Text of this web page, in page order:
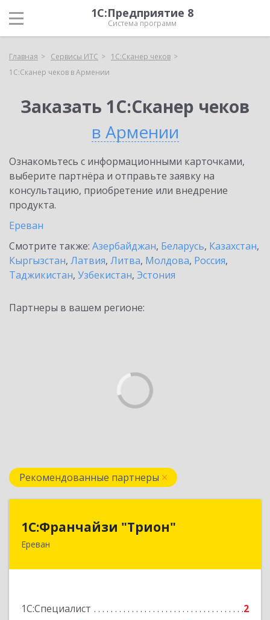
1С:Предприятие 8
Система программ
Главная Сервисы ИТС
1С:Сканер чеков
1С:Сканер чеков в Армении
Заказать 1С:Сканер чеков
в Армении
Ознакомьтесь с информационными карточками,
выберите партнёра и отправьте заявку на
консультацию, приобретение или внедрение
продукта.
Ереван
Смотрите также: Азербайджан, Беларусь, Казахстан,
Кыргызстан, Латвия, Литва, Молдова, Россия,
Таджикистан, Узбекистан, Эстония
Партнеры в вашем регионе:
Рекомендованные партнеры
1С:Франчайзи "Трион"
Ереван
1С:Специалист 2
1С:Франчайзи "Трион"
Армения, Ереван, ул. Наири Заряна 73/1, 2 этаж